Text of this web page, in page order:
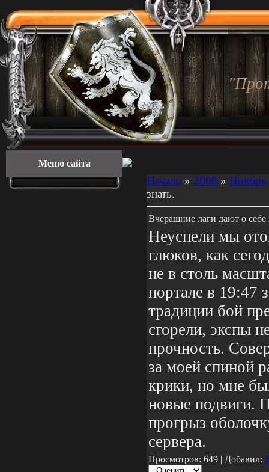
Меню сайта
Начало » 2006 » Ноябрь
знать.
Вчерашние лаги дают о себе
Неуспели мы
глюков, как
не в столь
портале в 19:47
традиции бой
сгорели, экспы
прочность.
за моей спиной
крики, но мне
новые подвиги.
прогрыз
сервера.
Просмотров: 649 | Добавил: